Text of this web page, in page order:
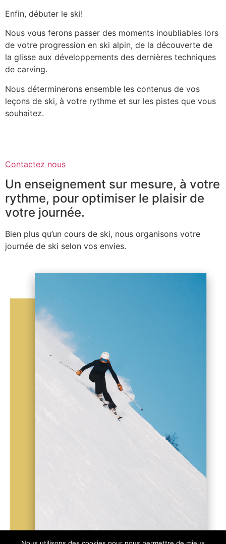
Enfin, débuter le ski!
Nous vous ferons passer des moments inoubliables lors
de votre progression en ski alpin, de la découverte de
la glisse aux développements des dernières techniques
de carving.
Nous déterminerons ensemble les contenus de vos
leçons de ski, à votre rythme et sur les pistes que vous
souhaitez.
Contactez nous
Un enseignement sur mesure, à votre
rythme, pour optimiser le plaisir de
votre journée.
Bien plus qu’un cours de ski, nous organisons votre
journée de ski selon vos envies.